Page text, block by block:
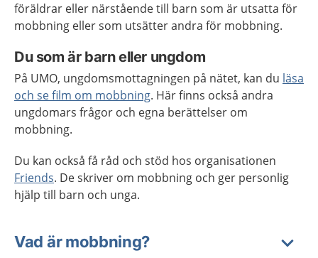
föräldrar eller närstående till barn som är utsatta för
mobbning eller som utsätter andra för mobbning.
Du som är barn eller ungdom
På UMO, ungdomsmottagningen på nätet, kan du läsa
och se film om mobbning. Här finns också andra
ungdomars frågor och egna berättelser om
mobbning.
Du kan också få råd och stöd hos organisationen
Friends. De skriver om mobbning och ger personlig
hjälp till barn och unga.
Vad är mobbning?